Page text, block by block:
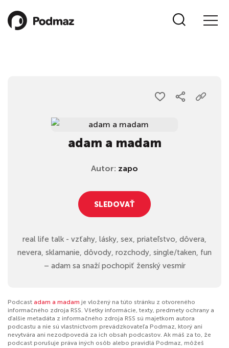
adam a madam
Autor: zapo
SLEDOVAŤ
real life talk - vzťahy, lásky, sex, priateľstvo, dôvera,
nevera, sklamanie, dôvody, rozchody, single/taken, fun
– adam sa snaží pochopiť ženský vesmír
Podcast adam a madam je vložený na túto stránku z otvoreného
informačného zdroja RSS. Všetky informácie, texty, predmety ochrany a
ďalšie metadáta z informačného zdroja RSS sú majetkom autora
podcastu a nie sú vlastníctvom prevádzkovateľa Podmaz, ktorý ani
nevytvára ani nezodpovedá za ich obsah podcastov. Ak máš za to, že
podcast porušuje práva iných osôb alebo pravidlá Podmaz, môžeš